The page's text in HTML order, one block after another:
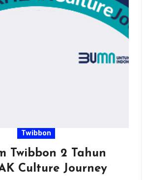
Twibbon
Twibbon 2 Tahun
Culture Journey